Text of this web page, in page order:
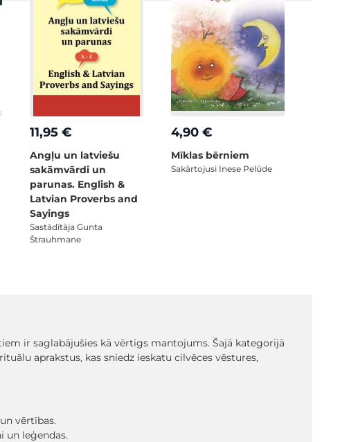
11,95 €
Angļu un latviešu
sakāmvārdi un
parunas. English &
Latvian Proverbs and
Sayings
Sastādītāja Gunta
Štrauhmane
4,90 €
Mīklas bērniem
Sakārtojusi Inese Pelūde
ir saglabājušies kā vērtīgs mantojums. Šajā kategorijā
aprakstus, kas sniedz ieskatu cilvēces vēstures,
vērtības.
un leģendas.